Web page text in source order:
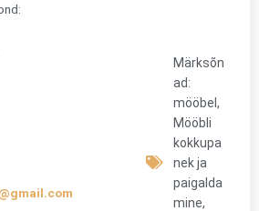
Märksõn
ad:
mööbel,
Mööbli
kokkupa
nek ja
paigalda
mine,